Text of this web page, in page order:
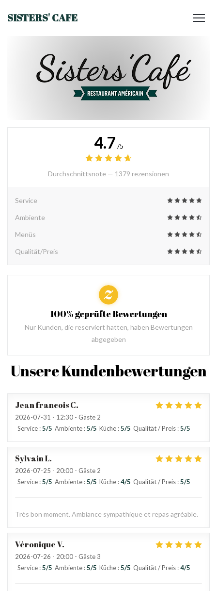
SISTERS' CAFE
Unsere Kundenbewertungen
Jean francoisC
2026-07-31 - 12:30 - Gäste 2
Service :5/5 Ambiente :5/5 Küche :5/5 Qualität / Preis :5/5
SylvainL
2026-07-25 - 20:00 - Gäste 2
Service :5/5 Ambiente :5/5 Küche :4/5 Qualität / Preis :5/5
Très bon moment. Ambiance sympathique et repas agréable.
VéroniqueV
2026-07-26 - 20:00 - Gäste 3
Service :5/5 Ambiente :5/5 Küche :5/5 Qualität / Preis :4/5
4.7 /5
Durchschnittsnote — 1379 rezensionen
Service
Ambiente
Menüs
Qualität/Preis
100% geprüfte Bewertungen
Nur Kunden, die reserviert hatten, haben Bewertungen
abgegeben